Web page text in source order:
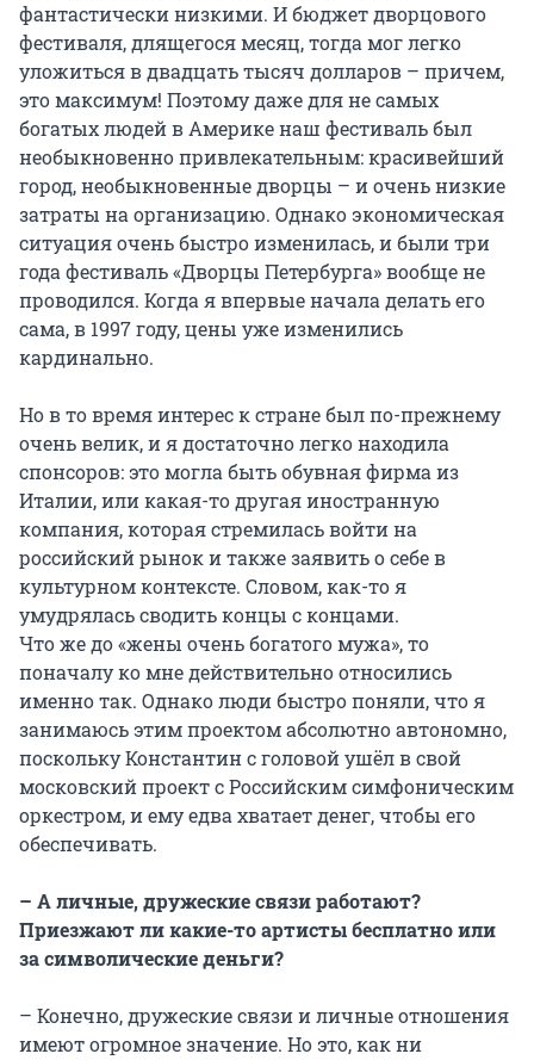
фантастически низкими. И бюджет дворцового
фестиваля, длящегося месяц, тогда мог легко
уложиться в двадцать тысяч долларов – причем,
это максимум! Поэтому даже для не самых
богатых людей в Америке наш фестиваль был
необыкновенно привлекательным: красивейший
город, необыкновенные дворцы – и очень низкие
затраты на организацию. Однако экономическая
ситуация очень быстро изменилась, и были три
года фестиваль «Дворцы Петербурга» вообще не
проводился. Когда я впервые начала делать его
сама, в 1997 году, цены уже изменились
кардинально.
Но в то время интерес к стране был по-прежнему
очень велик, и я достаточно легко находила
спонсоров: это могла быть обувная фирма из
Италии, или какая-то другая иностранную
компания, которая стремилась войти на
российский рынок и также заявить о себе в
культурном контексте. Словом, как-то я
умудрялась сводить концы с концами.
Что же до «жены очень богатого мужа», то
поначалу ко мне действительно относились
именно так. Однако люди быстро поняли, что я
занимаюсь этим проектом абсолютно автономно,
поскольку Константин с головой ушёл в свой
московский проект с Российским симфоническим
оркестром, и ему едва хватает денег, чтобы его
обеспечивать.
– А личные, дружеские связи работают?
Приезжают ли какие-то артисты бесплатно или
за символические деньги?
– Конечно, дружеские связи и личные отношения
имеют огромное значение. Но это, как ни